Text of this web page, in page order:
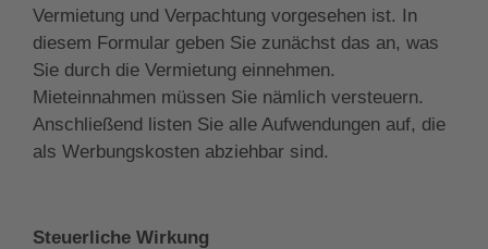
Vermietung und Verpachtung vorgesehen ist. In
diesem Formular geben Sie zunächst das an, was
Sie durch die Vermietung einnehmen.
Mieteinnahmen müssen Sie nämlich versteuern.
Anschließend listen Sie alle Aufwendungen auf, die
als Werbungskosten abziehbar sind.
Steuerliche Wirkung